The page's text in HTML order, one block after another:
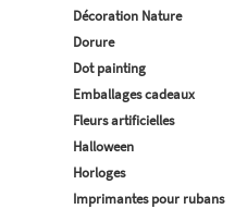
Décoration Nature
Dorure
Dot painting
Emballages cadeaux
Fleurs artificielles
Halloween
Horloges
Imprimantes pour rubans